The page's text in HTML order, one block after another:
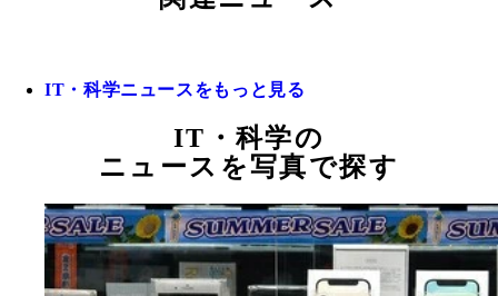
IT・科学ニュースをもっと見る
IT・科学の
ニュースを写真で探す